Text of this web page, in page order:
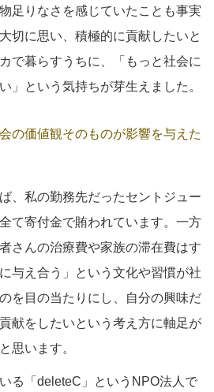
足りなさを感じていたことも事実
切に思い、積極的に貢献したいと
で暮らすうちに、「もっと社会に
」という気持ちが芽生えました。
の価値観そのものが影響を与えた
、私の勤務先だったセントジュー
て寄付金で賄われています。一方
さんの治療費や家族の滞在費はす
与え合う」という文化や習慣が社
を目の当たりにし、自分の興味だ
献をしたいという考え方に軸足が
思います。
る「deleteC」というNPO法人で